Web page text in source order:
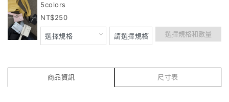
5colors
250
選擇規格和數量
商品資訊 尺寸表